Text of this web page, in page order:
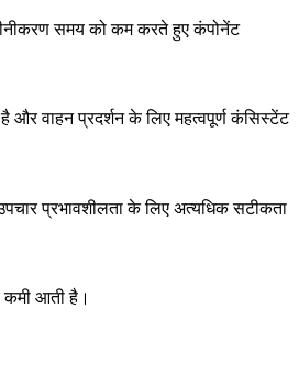
समय को कम करते हुए कंपोनेंट
और वाहन प्रदर्शन के लिए महत्वपूर्ण कंसिस्टेंट
प्रभावशीलता के लिए अत्यधिक सटीकता
कमी आती है।